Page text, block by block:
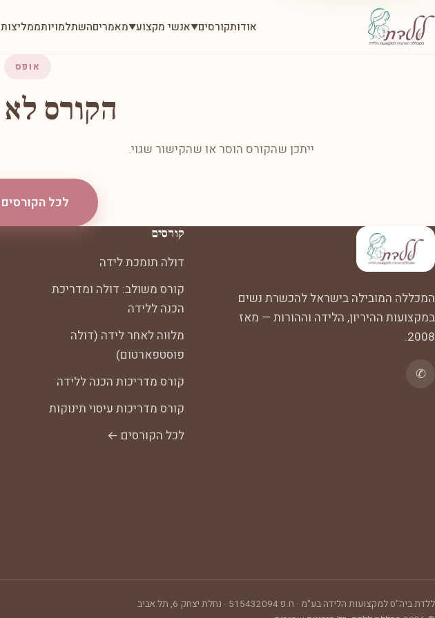
אודותקורסים▼אנשי מקצוע▼מאמריםהשתלמויותממליצות
אופס
הקורס
ייתכן שהקורס הוסר או שהקישור שגוי.
לכל
המכללה המובילה בישראל להכשרת נשים
במקצועות ההיריון, הלידה וההורות — מאז
2008.
✆
קורסים
דולה תומכת לידה
קורס משולב: דולה ומדריכת
הכנה ללידה
מלווה לאחר לידה (דולה
פוסטפארטום)
קורס מדריכות הכנה ללידה
קורס מדריכות עיסוי תינוקות
לכל הקורסים ←
ללדת ביה"ס למקצועות הלידה בע"מ · ח.פ515432094
· נחלת יצחק 6, תל אביב